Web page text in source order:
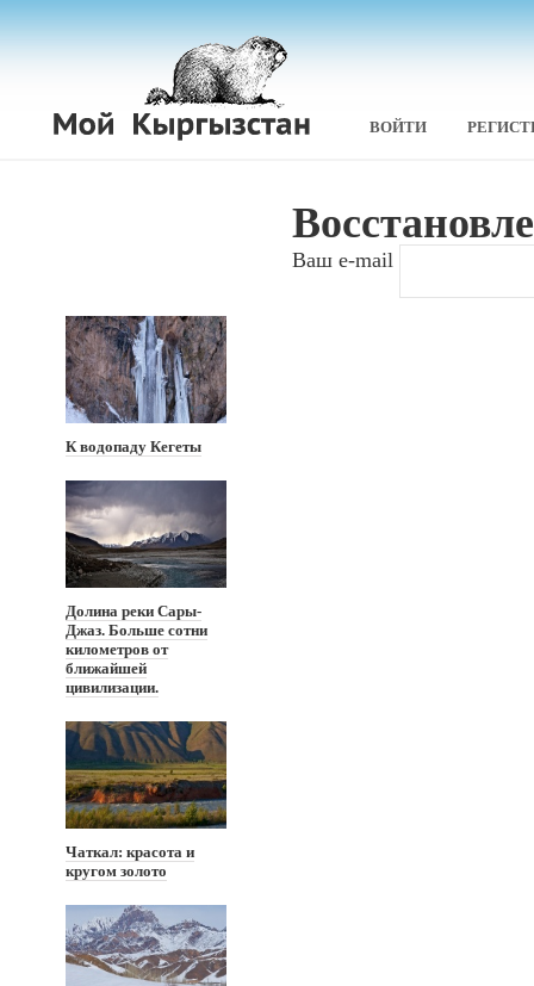
ВОЙТИ
К водопаду Кегеты
Долина реки Сары-
Джаз. Больше сотни
километров от
ближайшей
цивилизации.
Чаткал: красота и
кругом золото
Ваш e-mail